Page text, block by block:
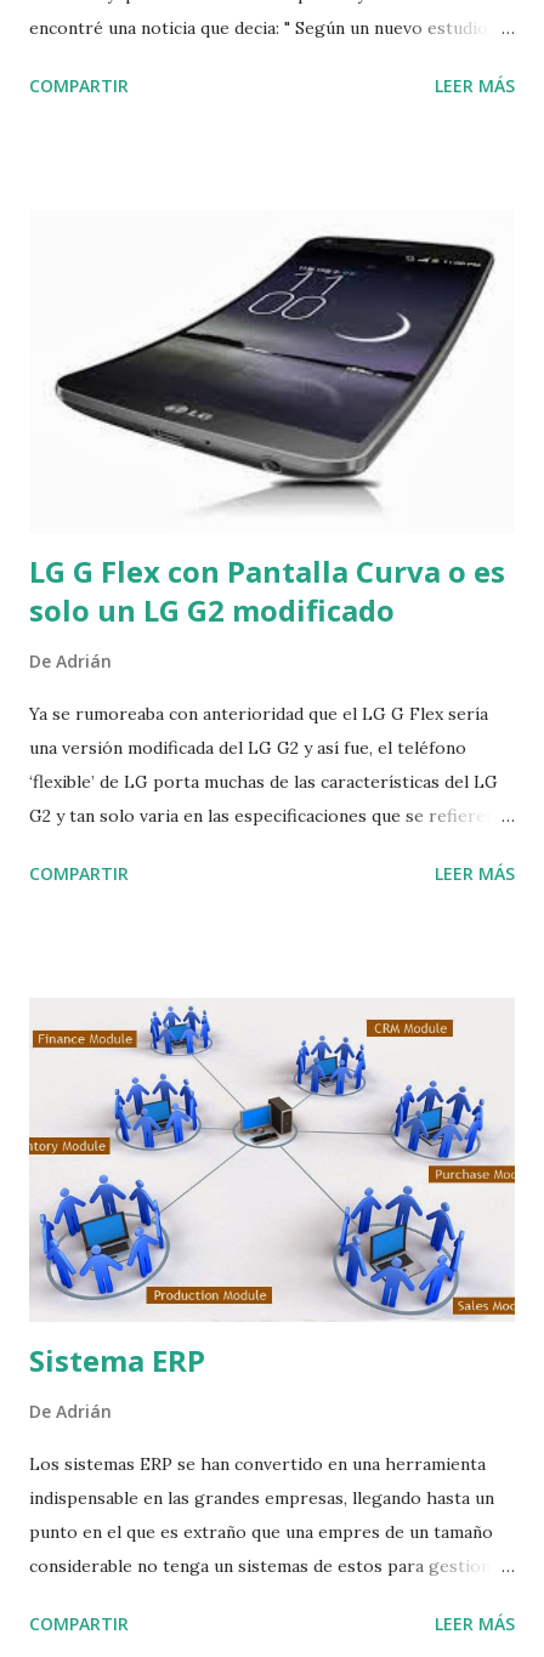
encontré una noticia que decia: " Según un nuevo estudio, el
desde finales del siglo XIX". Desde que se identificó el virus
de 25 años de antigüedad y tomada en la Republica
Democratica del Congo, al compararla con muestras de
humanos y monos infectados recientemente los expertos
llegaron a la conclusión de que el VIH/SIDA salto de los
monos a los humanos alrededor de 1930 . Luego el mismo
grupo de investigadores encontró una muestra de sangre
de un paciente diferente y la compararon con la anterior
entonces ahora dicen que las primeras personas infectadas
con el VIH se contagiaron entre...
COMPARTIR LEER MÁS
LG G Flex con Pantalla Curva o es
solo un LG G2 modificado
De Adrián
Ya se rumoreaba con anterioridad que el LG G Flex sería
una versión modificada del LG G2 y así fue, el teléfono
‘flexible’ de LG porta muchas de las características del LG
G2 y tan solo varia en las especificaciones que se refieren a
pantalla de 6 pulgadas con resolución HD (1280x720) y
características que ya conocemos; un procesador
Snapdragon 800 de cuatro núcleos corriendo a 2.26 GHz,
GPU Adreno 330, 2GB de memoria RAM LPDDR3, memoria
interna de 32GB y dos cámaras, la principal de 13
megapíxeles y la secundaria de 2.1. Como cualquier teléfono
de gama alta, el LG G Flex cuenta con conectividad:
Bluetooth 4.0, WiFi 802.11ac, NFC y LTE-Advanced
corriendo bajo Android 4.2.2 Jelly Bean. LG G Flex,
novedades en su hardware Dentro de las especif...
COMPARTIR LEER MÁS
Sistema ERP
De Adrián
Los sistemas ERP se han convertido en una herramienta
indispensable en las grandes empresas, llegando hasta un
punto en el que es extraño que una empres de un tamaño
considerable no tenga un sistemas de estos para gestionar
ERPs deben su nombre a la traducción del termino ingles
COMPARTIR LEER MÁS